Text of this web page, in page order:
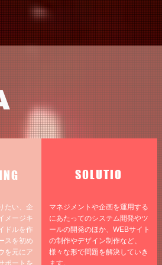
たい、企
メージキ
ドルを作
スを初め
を元にア
ポートを
SOLUTIO
​マネジメントや企画を運用する
にあたってのシステム開発やツ
ールの開発のほか、WEBサイト
の制作やデザイン制作など、
様々な形で問題を解決していき
ます。